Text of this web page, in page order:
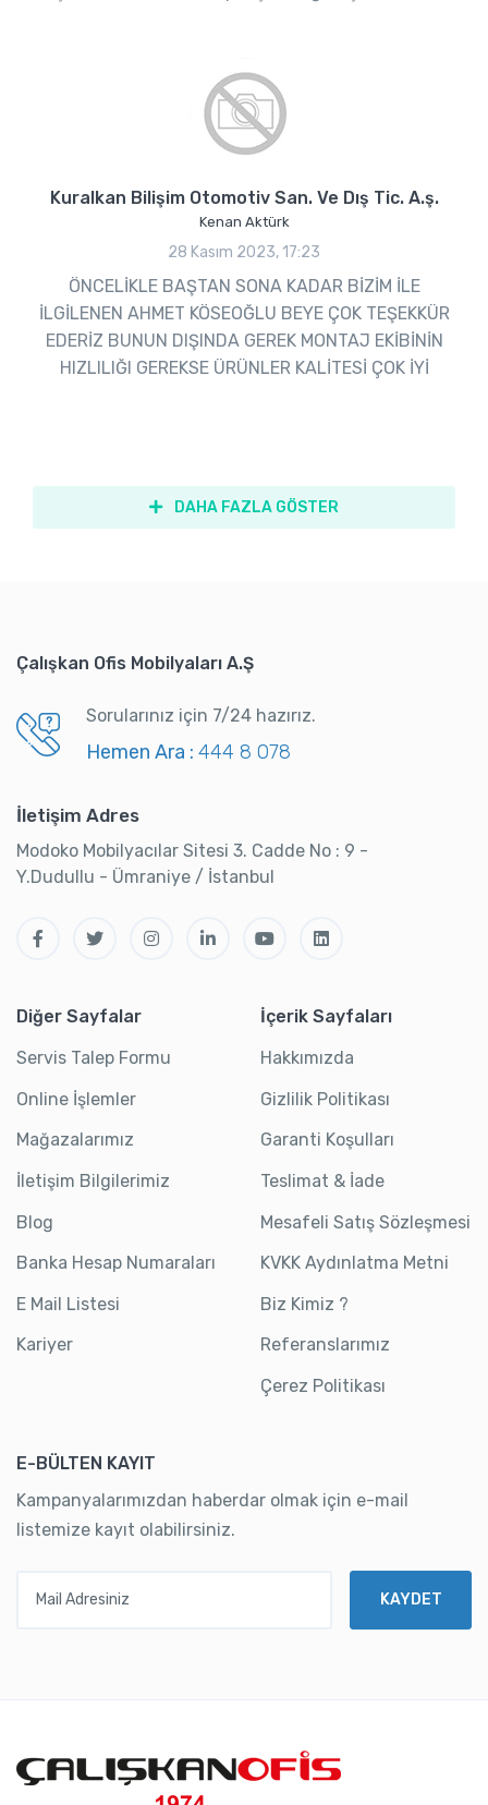
Kuralkan Bilişim Otomotiv San. Ve Dış Tic. A.ş.
Kenan Aktürk
28 Kasım 2023, 17:23
ÖNCELİKLE BAŞTAN SONA KADAR BİZİM İLE
İLGİLENEN AHMET KÖSEOĞLU BEYE ÇOK TEŞEKKÜR
EDERİZ BUNUN DIŞINDA GEREK MONTAJ EKİBİNİN
HIZLILIĞI GEREKSE ÜRÜNLER KALİTESİ ÇOK İYİ
DAHA FAZLA GÖSTER
Çalışkan Ofis Mobilyaları A.Ş
Sorularınız için 7/24 hazırız.
Hemen Ara : 444 8 078
İletişim Adres
Modoko Mobilyacılar Sitesi 3. Cadde No : 9 -
Y.Dudullu - Ümraniye / İstanbul
Diğer Sayfalar
Servis Talep Formu
Online İşlemler
Mağazalarımız
İletişim Bilgilerimiz
Blog
Banka Hesap Numaraları
E Mail Listesi
Kariyer
İçerik Sayfaları
Hakkımızda
Gizlilik Politikası
Garanti Koşulları
Teslimat & İade
Mesafeli Satış Sözleşmesi
KVKK Aydınlatma Metni
Biz Kimiz ?
Referanslarımız
Çerez Politikası
E-BÜLTEN KAYIT
Kampanyalarımızdan haberdar olmak için e-mail
listemize kayıt olabilirsiniz.
KAYDET